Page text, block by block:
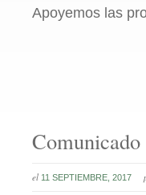
Apoyemos las
Comunicado
el 11 SEPTIEMBRE, 2017